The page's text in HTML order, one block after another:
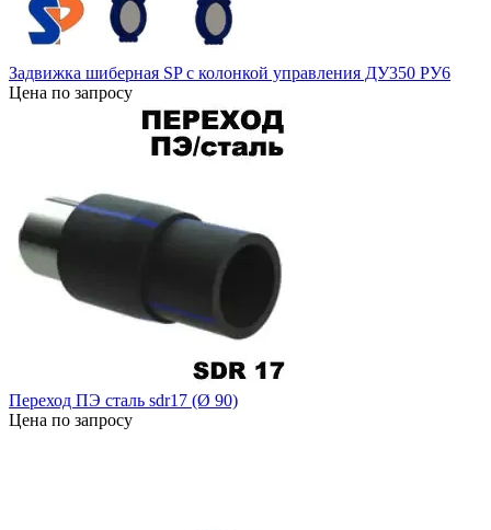
Задвижка шиберная SP с колонкой управления ДУ350 РУ6
Цена по запросу
Переход ПЭ сталь sdr17 (Ø 90)
Цена по запросу